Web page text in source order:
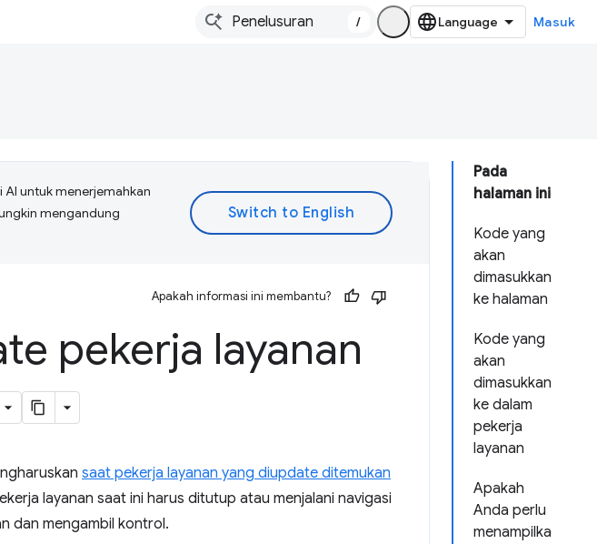
/ Masuk
Pada
halaman ini
Kode yang
akan
dimasukkan
ke halaman
Kode yang
akan
dimasukkan
ke dalam
pekerja
layanan
Apakah
Anda perlu
menampilka
untuk menerjemahkan
mengandung
Apakah informasi ini membantu?
pekerja layanan
saat pekerja layanan yang diupdate ditemukan
layanan saat ini harus ditutup atau menjalani navigasi
dan mengambil kontrol.